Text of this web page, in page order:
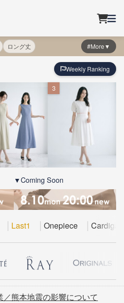
ロング丈 #More▼
Weekly Ranking
3
▼Coming Soon
Last1 Onepiece Cardigan
熊本地震の影響について